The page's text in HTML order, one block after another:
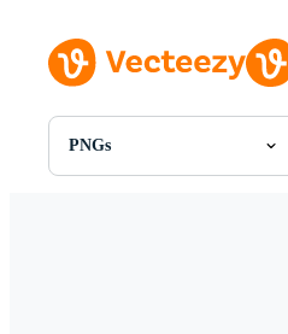
PNGs
Todas Imágenes